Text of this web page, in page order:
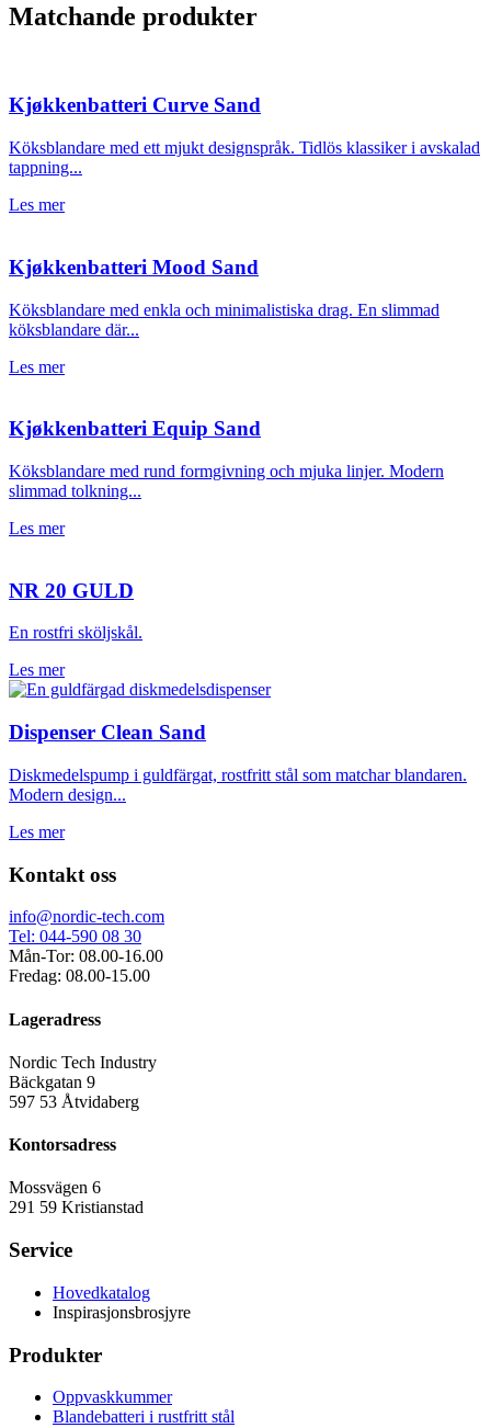
Matchande produkter
Kjøkkenbatteri Curve Sand
Köksblandare med ett mjukt designspråk. Tidlös klassiker i avskalad
tappning...
Les mer
Kjøkkenbatteri Mood Sand
Köksblandare med enkla och minimalistiska drag. En slimmad
köksblandare där...
Les mer
Kjøkkenbatteri Equip Sand
Köksblandare med rund formgivning och mjuka linjer. Modern
slimmad tolkning...
Les mer
NR 20 GULD
En rostfri sköljskål.
Les mer
Dispenser Clean Sand
Diskmedelspump i guldfärgat, rostfritt stål som matchar blandaren.
Modern design...
Les mer
Kontakt oss
info@nordic-tech.com
Tel: 044-590 08 30
Mån-Tor: 08.00-16.00
Fredag: 08.00-15.00
Lageradress
Nordic Tech Industry
Bäckgatan 9
597 53 Åtvidaberg
Kontorsadress
Mossvägen 6
291 59 Kristianstad
Service
Hovedkatalog
Inspirasjonsbrosjyre
Produkter
Oppvaskkummer
Blandebatteri i rustfritt stål